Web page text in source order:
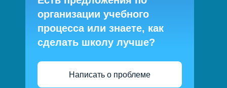
организации учебного
процесса или знаете, как
сделать школу лучше?
Написать о проблеме